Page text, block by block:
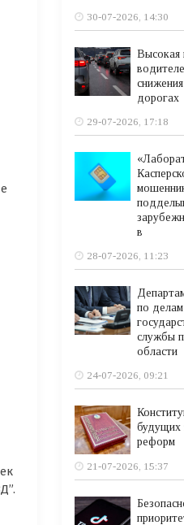
30-07-2026, 14:30
Высокая
дорогах
29-07-2026, 17:18
в
28-07-2026, 11:23
по делам
службы
области
24-07-2026, 09:21
будущих
реформ
21-07-2026, 15:37